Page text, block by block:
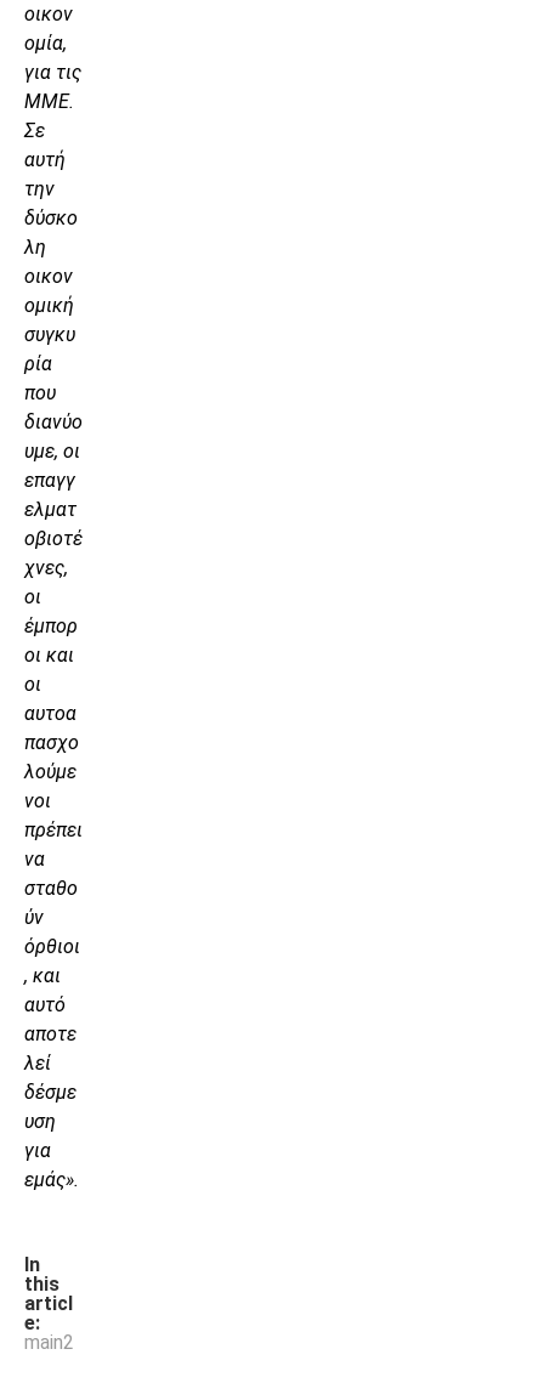
οικον
ομία,
για τις
ΜΜΕ.
Σε
αυτή
την
δύσκο
λη
οικον
ομική
συγκυ
ρία
που
διανύο
υμε, οι
επαγγ
ελματ
οβιοτέ
χνες,
οι
έμπορ
οι και
οι
αυτοα
πασχο
λούμε
νοι
πρέπει
να
σταθο
ύν
όρθιοι
, και
αυτό
αποτε
λεί
δέσμε
υση
για
εμάς».
In
this
articl
e:
main2